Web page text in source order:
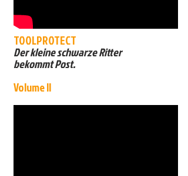
TOOLPROTECT
Der kleine schwarze Ritter
bekommt Post.
Volume II